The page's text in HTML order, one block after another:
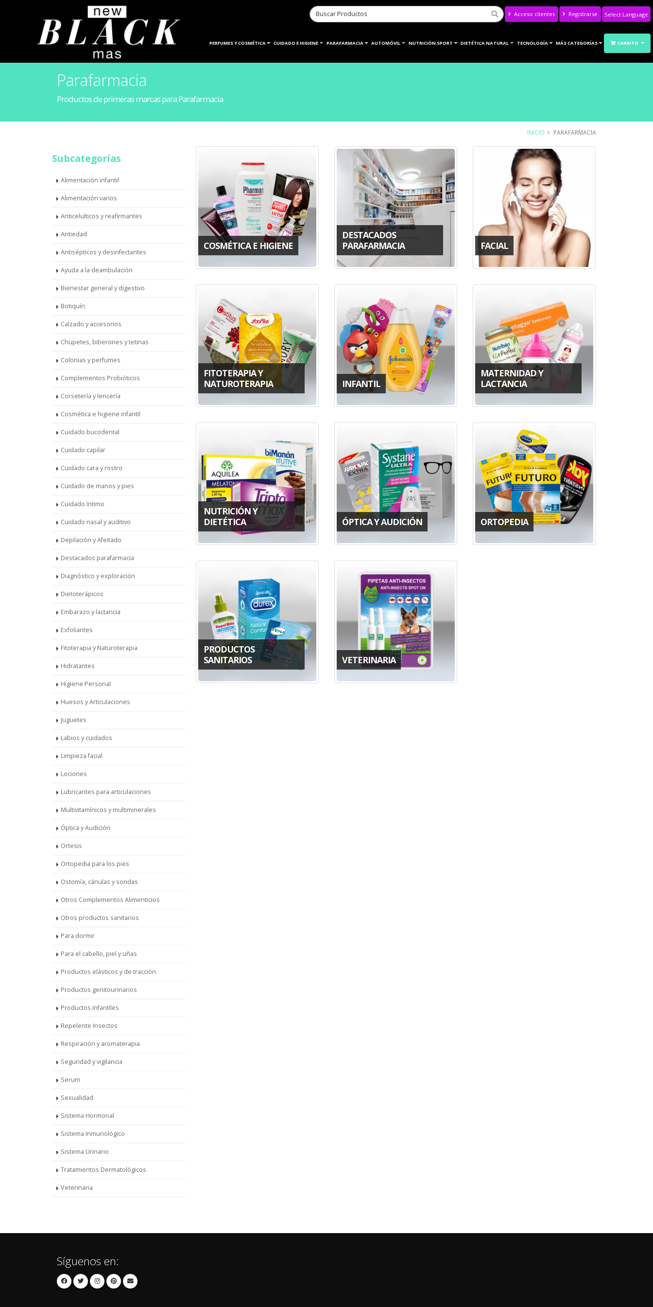
Acceso clientes Registrarse
Translate
PERFUMES Y COSMÉTICA CUIDADO E HIGIENE PARAFARMACIA AUTOMÓVIL NUTRICIÓN SPORT DIETÉTICA NATURAL TECNOLOGÍA MÁS CATEGORÍAS CARRITO
Parafarmacia
Productos de primeras marcas para Parafarmacia
INICIO PARAFARMACIA
Subcategorías
Alimentación infantil
Alimentación varios
Anticelulticos y reafirmantes
Antiedad
Antisépticos y desinfectantes
Ayuda a la deambulación
Bienestar general y digestivo
Botiquín
Calzado y accesorios
Chupetes, biberones y tetinas
Colonias y perfumes
Complementos Probióticos
Corsetería y lencería
Cosmética e higiene infantil
Cuidado bucodental
Cuidado capilar
Cuidado cara y rostro
Cuidado de manos y pies
Cuidado íntimo
Cuidado nasal y auditivo
Depilación y Afeitado
Destacados parafarmacia
Diagnóstico y exploración
Dietoterápicos
Embarazo y lactancia
Exfoliantes
Fitoterapia y Naturoterapia
Hidratantes
Higiene Personal
Huesos y Articulaciones
Juguetes
Labios y cuidados
Limpieza facial
Lociones
Lubricantes para articulaciones
Multivitamínicos y multiminerales
Óptica y Audición
Ortesis
Ortopedia para los pies
Ostomía, cánulas y sondas
Otros Complementos Alimenticios
Otros productos sanitarios
Para dormir
Para el cabello, piel y uñas
Productos elásticos y de tracción
Productos genitourinarios
Productos infantiles
Repelente Insectos
Respiración y aromaterapia
Seguridad y vigilancia
Serum
Sexualidad
Sistema Hormonal
Sistema Inmunológico
Sistema Urinario
Tratamientos Dermatológicos
Veterinaria
COSMÉTICA E HIGIENE
DESTACADOS
PARAFARMACIA
FACIAL
FITOTERAPIA Y
NATUROTERAPIA
INFANTIL
MATERNIDAD Y
LACTANCIA
NUTRICIÓN Y
DIETÉTICA
ÓPTICA Y AUDICIÓN ORTOPEDIA
PRODUCTOS
SANITARIOS
VETERINARIA
Síguenos en: